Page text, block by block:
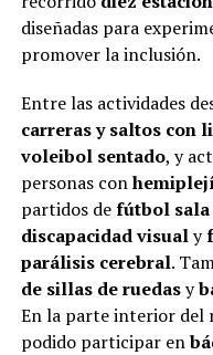
diseñadas para
promover la inclusión.
Entre las actividades
carreras y saltos con
voleibol sentado, y
personas con
partidos defútbol sala
discapacidad visualy
parálisis cerebral.
de sillas de ruedasy
En la parte interior del
podido participar en